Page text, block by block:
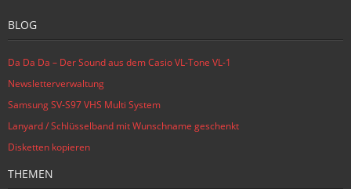
BLOG
Da Da Da – Der Sound aus dem Casio VL-Tone VL-1
Newsletterverwaltung
Samsung SV-S97 VHS Multi System
Lanyard / Schlüsselband mit Wunschname geschenkt
Disketten kopieren
THEMEN